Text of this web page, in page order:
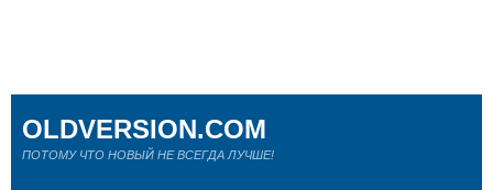
OLDVERSION.COM
ПОТОМУ ЧТО НОВЫЙ НЕ ВСЕГДА ЛУЧШЕ!